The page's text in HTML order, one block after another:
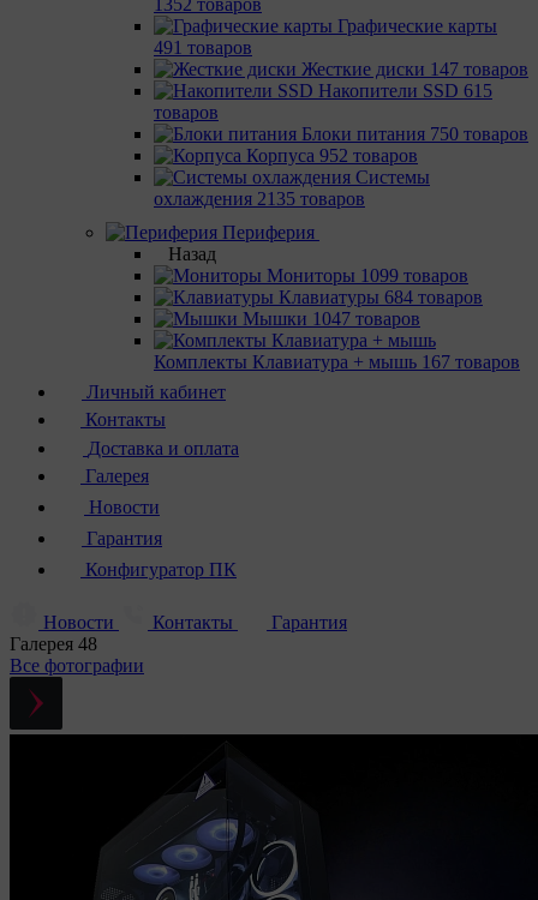
1352 товаров
Графические карты
491 товаров
Жесткие диски 147 товаров
Накопители SSD 615
товаров
Блоки питания 750 товаров
Корпуса 952 товаров
Системы
охлаждения 2135 товаров
Периферия
Назад
Мониторы 1099 товаров
Клавиатуры 684 товаров
Мышки 1047 товаров
Комплекты Клавиатура + мышь 167 товаров
Личный кабинет
Контакты
Доставка и оплата
Галерея
Новости
Гарантия
Конфигуратор ПК
Новости Контакты
Гарантия
Галерея 48
Все фотографии